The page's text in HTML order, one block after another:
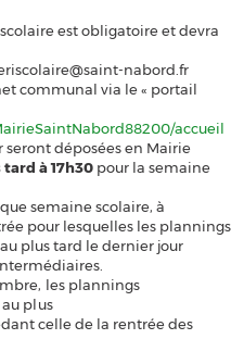
est obligatoire et devra
nabord.fr
communal via le « portail
accueil
déposées en Mairie
à 17h30 pour la semaine
semaine scolaire, à
pour lesquelles les plannings
plus tard le dernier jour
les plannings
plus
celle de la rentrée des